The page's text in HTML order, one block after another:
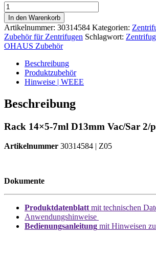
OHAUS
Rack
14x5-
7ml
D13mm
Vac/Sar
2/pk
Art.-
30314584
Menge
In den Warenkorb
Artikelnummer: 30314584 Kategorien:
Zubehör für Zentrifugen Schlagwort:
OHAUS Zubehör
Beschreibung
Produktzubehör
Hinweise | WEEE
Beschreibung
Rack 14×5-7ml D13mm Vac/Sar 2/
Artikelnummer 30314584 | Z05
Dokumente
Produktdatenblatt mit technischen
Anwendungshinweise
Bedienungsanleitung mit Hinweisen